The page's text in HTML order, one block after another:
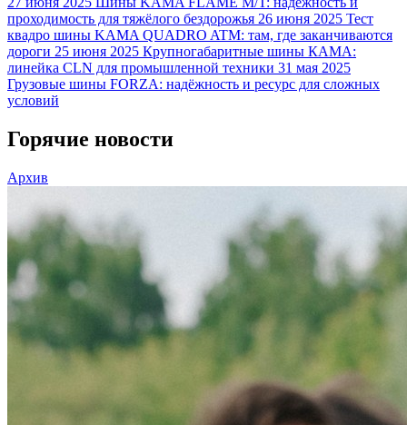
проходимость для тяжёлого бездорожья 26 июня 2025 Тест
квадро шины KAMA QUADRO ATM: там, где заканчиваются
дороги 25 июня 2025 Крупногабаритные шины КАМА:
линейка CLN для промышленной техники 31 мая 2025
Грузовые шины FORZA: надёжность и ресурс для сложных
условий
Горячие новости
Архив